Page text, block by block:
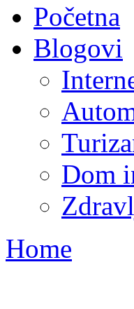
Početna
Blogovi
Dom
Home